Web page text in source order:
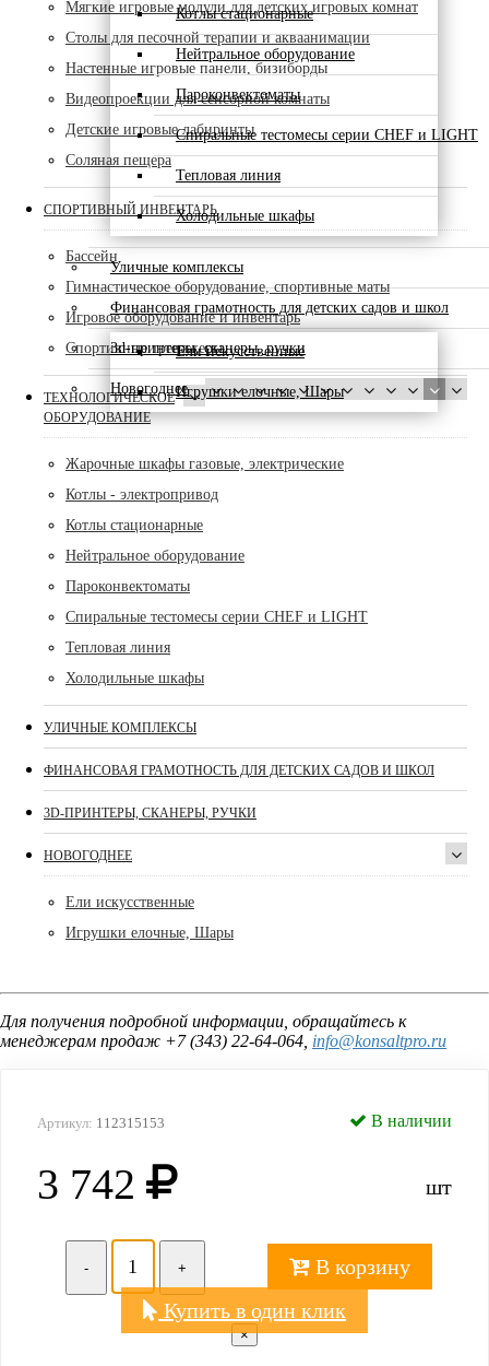
Котлы стационарные
Нейтральное оборудование
Пароконвектоматы
Спиральные тестомесы серии CHEF и LIGHT
Тепловая линия
Холодильные шкафы
Уличные комплексы
Финансовая грамотность для детских садов и школ
3d-принтеры, сканеры, ручки
Новогоднее
Ели искусственные
Игрушки елочные, Шары
Мягкие игровые модули для детских игровых комнат
Столы для песочной терапии и акваанимации
Настенные игровые панели, бизиборды
Видеопроекции для сенсорной комнаты
Детские игровые лабиринты
Соляная пещера
СПОРТИВНЫЙ ИНВЕНТАРЬ
Бассейн
Гимнастическое оборудование, спортивные маты
Игровое оборудование и инвентарь
Спортивные тренажеры
ТЕХНОЛОГИЧЕСКОЕ
ОБОРУДОВАНИЕ
Жарочные шкафы газовые, электрические
Котлы - электропривод
Котлы стационарные
Нейтральное оборудование
Пароконвектоматы
Спиральные тестомесы серии CHEF и LIGHT
Тепловая линия
Холодильные шкафы
УЛИЧНЫЕ КОМПЛЕКСЫ
ФИНАНСОВАЯ ГРАМОТНОСТЬ ДЛЯ ДЕТСКИХ САДОВ И ШКОЛ
3D-ПРИНТЕРЫ, СКАНЕРЫ, РУЧКИ
НОВОГОДНЕЕ
Ели искусственные
Игрушки елочные, Шары
Для получения подробной информации, обращайтесь к
менеджерам продаж +7 (343) 22-64-064, info@konsaltpro.ru
Артикул: 112315153 В наличии
3 742 шт
- +
В корзину
Купить в один клик
×